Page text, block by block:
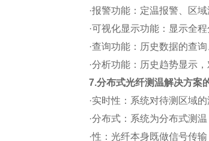
·报警功能：定温报警、区
·可视化显示功能：显示全
·查询功能：历史数据的查
·分析功能：历史趋势显示
7.分布式光纤测温解决方案
·实时性：系统对待测区域
·分布式：系统为分布式测
·性：光纤本身既做信号传